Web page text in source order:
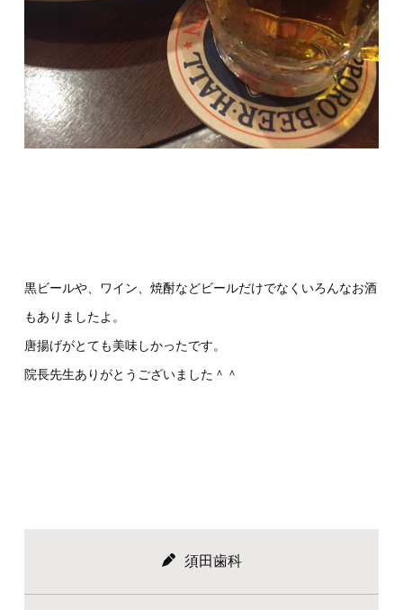
黒ビールや、ワイン、焼酎などビールだけでなくいろんなお酒
もありましたよ。
唐揚げがとても美味しかったです。
院長先生ありがとうございました＾＾
須田歯科